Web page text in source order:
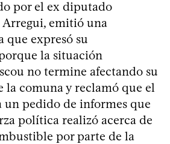
por el ex diputado
Arregui, emitió una
que expresó su
la situación
no termine afectando su
la comuna y reclamó que el
un pedido de informes que
política realizó acerca de
por parte de la